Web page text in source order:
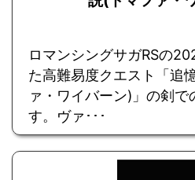
ロマンシングサガRSの
た高難易度クエスト「追
ァ・ワイバーン)」の剣
す。ヴァ･･･